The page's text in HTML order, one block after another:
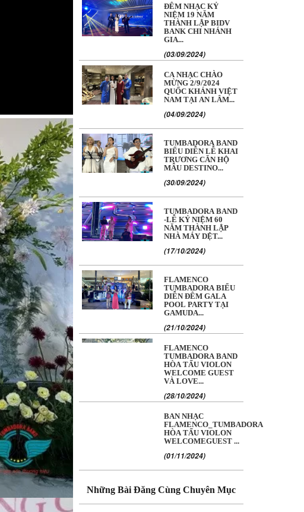
ĐÊM NHẠC KỶ
NIỆM 19 NĂM
THÀNH LẬP BIDV
BANK CHI NHÁNH
GIA...
(03/09/2024)
CA NHẠC CHÀO
MỪNG 2/9/2024
QUỐC KHÁNH VIỆT
NAM TẠI AN LÂM...
(04/09/2024)
TUMBADORA BAND
BIỂU DIỄN LỄ KHAI
TRƯƠNG CĂN HỘ
MẪU DESTINO...
(30/09/2024)
TUMBADORA BAND
-LỄ KỶ NIỆM 60
NĂM THÀNH LẬP
NHÀ MÁY DỆT...
(17/10/2024)
FLAMENCO
TUMBADORA BIỂU
DIỄN ĐÊM GALA
POOL PARTY TẠI
GAMUDA...
(21/10/2024)
FLAMENCO
TUMBADORA BAND
HÒA TẤU VIOLON
WELCOME GUEST
VÀ LOVE...
(28/10/2024)
BAN NHẠC
FLAMENCO_TUMBADORA
HÒA TẤU VIOLON
WELCOMEGUEST ...
(01/11/2024)
Những Bài Đăng Cùng Chuyên Mục